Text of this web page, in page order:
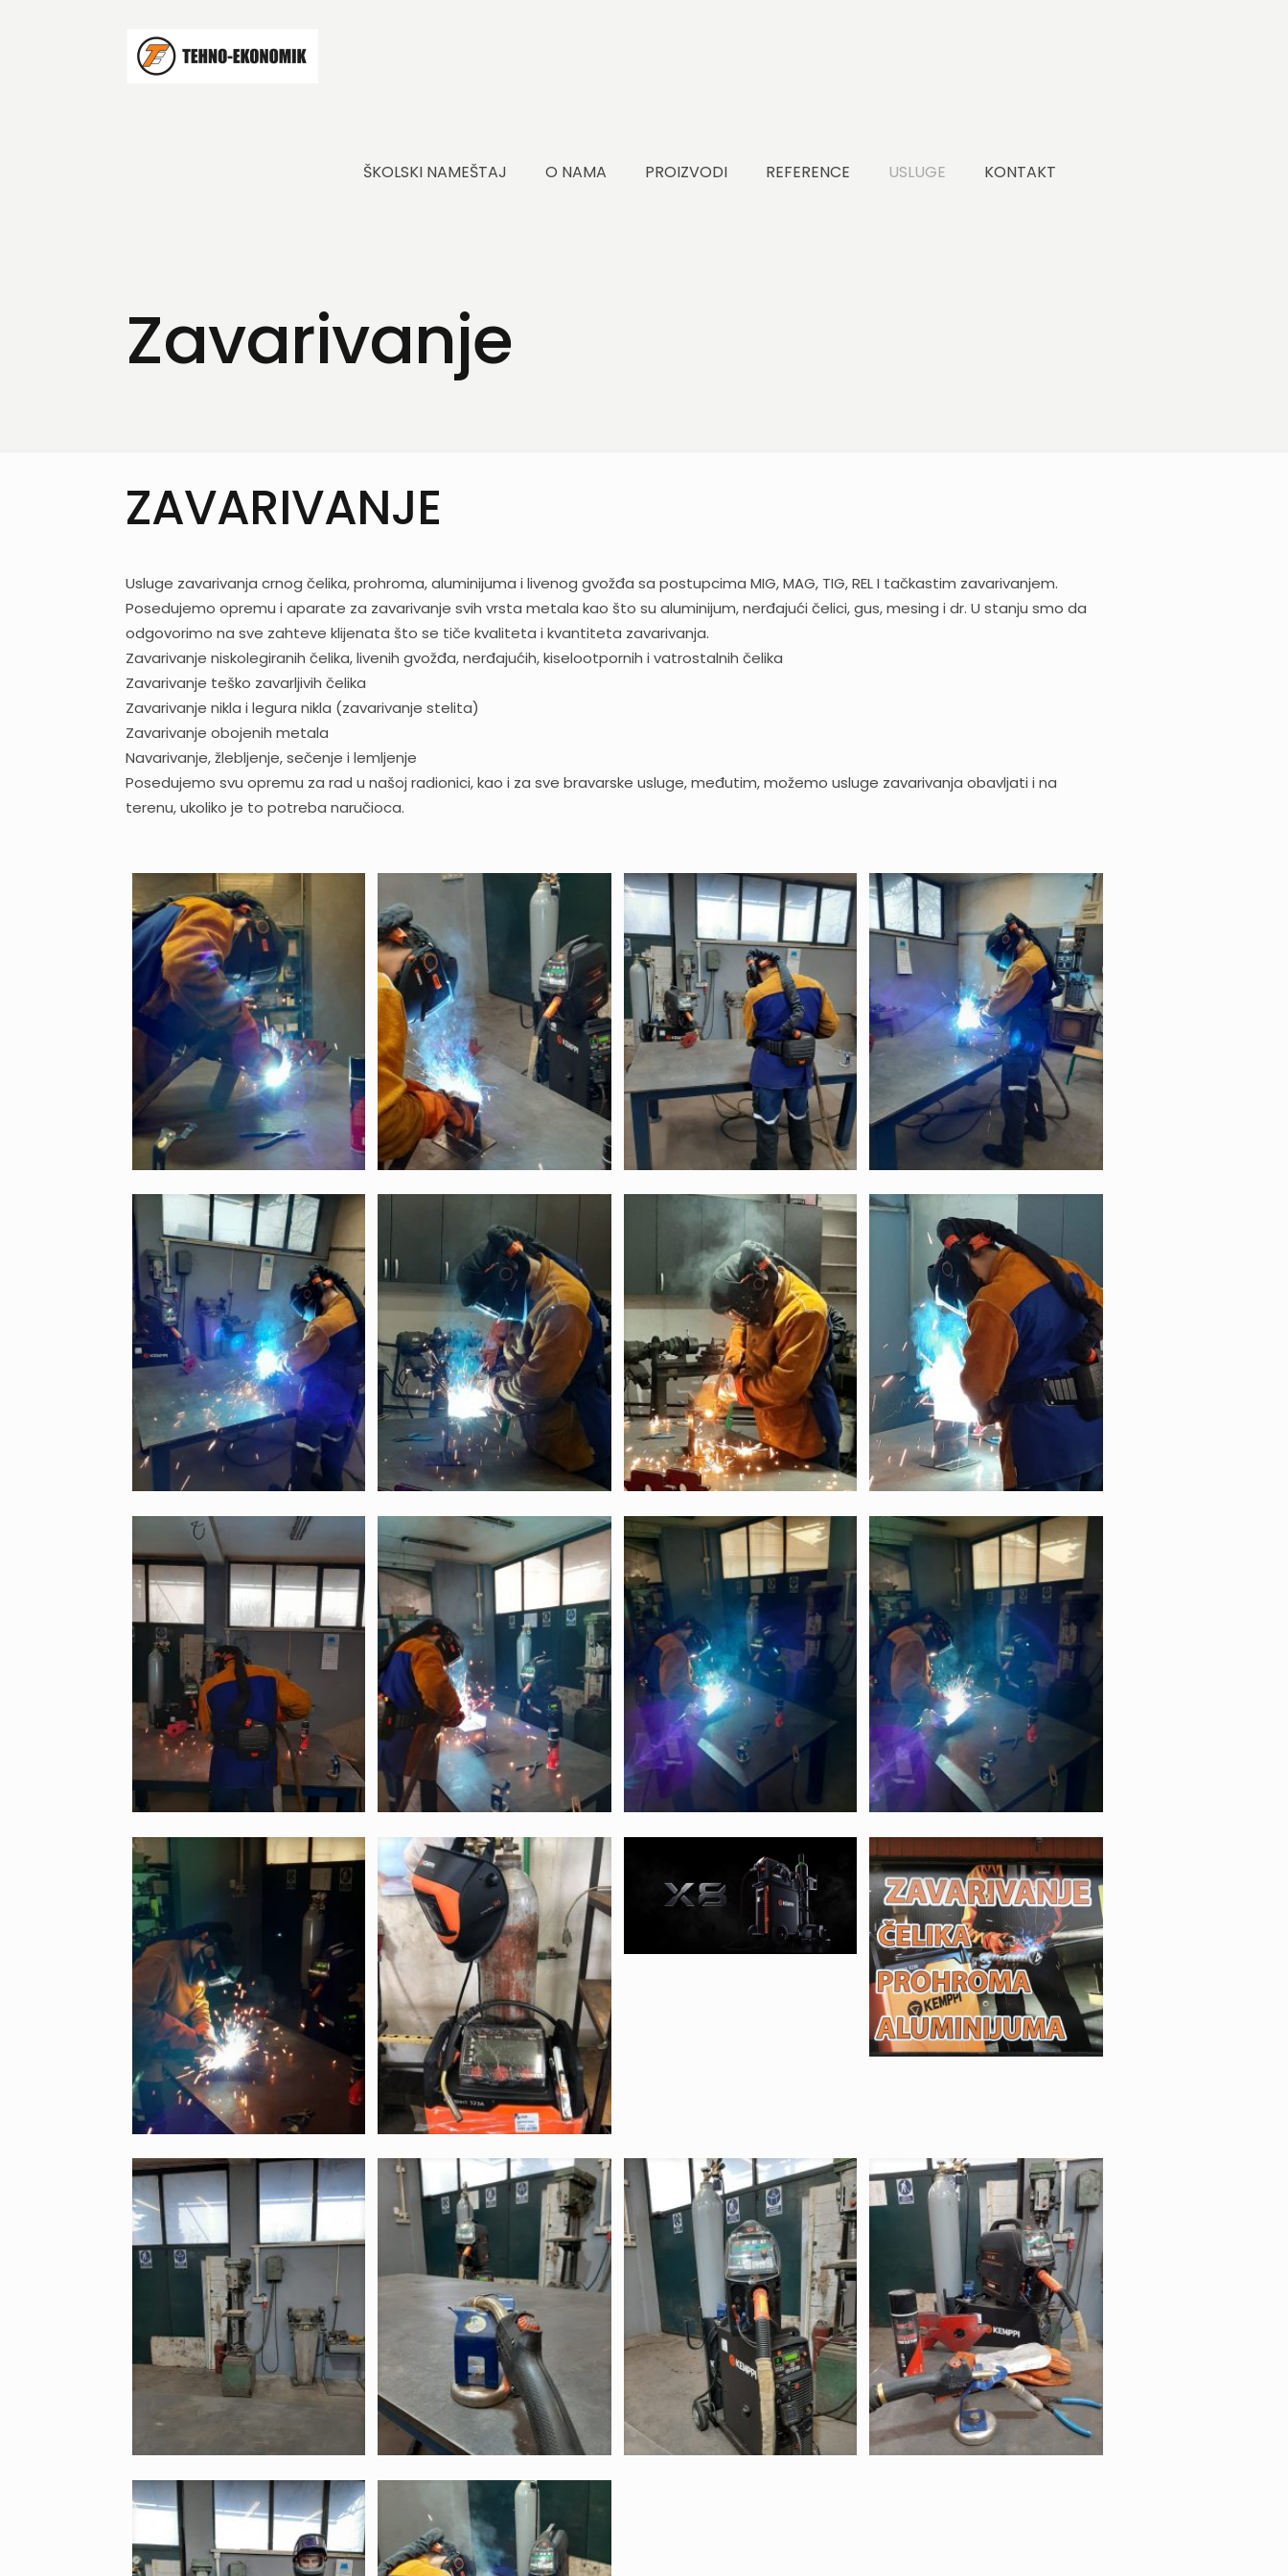
ŠKOLSKI NAMEŠTAJ O NAMA PROIZVODI REFERENCE USLUGE KONTAKT
Zavarivanje
ZAVARIVANJE
Usluge zavarivanja crnog čelika, prohroma, aluminijuma i livenog gvožđa sa postupcima MIG, MAG, TIG, REL I tačkastim zavarivanjem.
Posedujemo opremu i aparate za zavarivanje svih vrsta metala kao što su aluminijum, nerđajući čelici, gus, mesing i dr. U stanju smo da
odgovorimo na sve zahteve klijenata što se tiče kvaliteta i kvantiteta zavarivanja.
Zavarivanje niskolegiranih čelika, livenih gvožđa, nerđajućih, kiselootpornih i vatrostalnih čelika
Zavarivanje teško zavarljivih čelika
Zavarivanje nikla i legura nikla (zavarivanje stelita)
Zavarivanje obojenih metala
Navarivanje, žlebljenje, sečenje i lemljenje
Posedujemo svu opremu za rad u našoj radionici, kao i za sve bravarske usluge, međutim, možemo usluge zavarivanja obavljati i na
terenu, ukoliko je to potreba naručioca.